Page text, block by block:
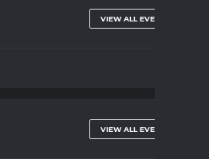
VIEW ALL EVENTS
VIEW ALL EVENTS